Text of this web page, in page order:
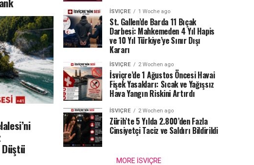
İSVIÇRE 1 Woche ago
St. Gallen’de Barda 11 Bıçak
Darbesi: Mahkemeden 4 Yıl Hapis
ve 10 Yıl Türkiye’ye Sınır Dışı
Kararı
İSVIÇRE 2 Wochen ago
İsviçre’de 1 Ağustos Öncesi Havai
Fişek Yasakları: Sıcak ve Yağışsız
Hava Yangın Riskini Artırdı
İSVIÇRE 2 Wochen ago
Zürih’te 5 Yılda 2.800’den Fazla
Cinsiyetçi Taciz ve Saldırı Bildirildi
MORE İSVIÇRE